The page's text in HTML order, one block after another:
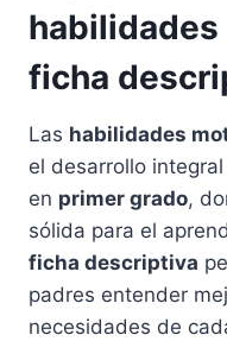
habilidades
ficha
Las habilidades
el desarrollo
en primer grado,
sólida para el
ficha descriptiva
padres entender
necesidades de